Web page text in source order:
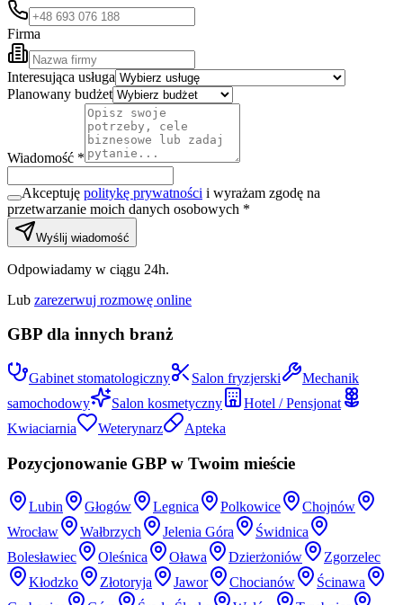
Firma
Interesująca usługa
Planowany budżet
Wiadomość *
Akceptuję politykę prywatności i wyrażam zgodę na
przetwarzanie moich danych osobowych *
Wyślij wiadomość
Odpowiadamy w ciągu 24h.
Lub zarezerwuj rozmowę online
GBP dla innych branż
Gabinet stomatologiczny Salon fryzjerski
Mechanik
samochodowy
Salon kosmetyczny
Hotel / Pensjonat
Kwiaciarnia
Weterynarz Apteka
Pozycjonowanie GBP w Twoim mieście
Lubin Głogów Legnica Polkowice
Chojnów
Wrocław
Wałbrzych Jelenia Góra
Świdnica
Bolesławiec
Oleśnica Oława Dzierżoniów
Zgorzelec
Kłodzko
Złotoryja Jawor Chocianów
Ścinawa